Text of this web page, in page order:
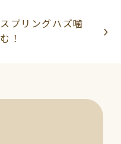
スプリングハズ噛
む！